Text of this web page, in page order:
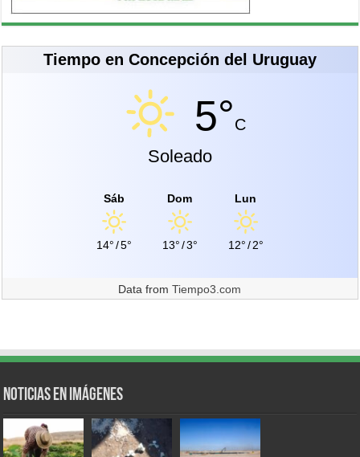
Tiempo en Concepción del Uruguay
5°C
Soleado
Sáb
14°/5°
Dom
13°/3°
Lun
12°/2°
Data fromTiempo3.com
Noticias en Imágenes